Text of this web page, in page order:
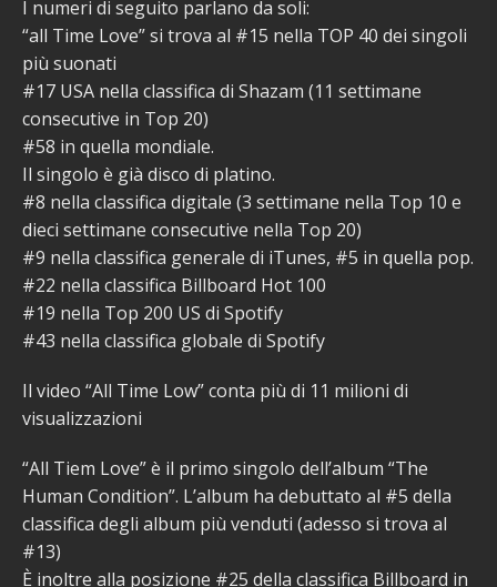
I numeri di seguito parlano da soli:
“all Time Love” si trova al #15 nella TOP 40 dei singoli
più suonati
#17 USA nella classifica di Shazam (11 settimane
consecutive in Top 20)
#58 in quella mondiale.
Il singolo è già disco di platino.
#8 nella classifica digitale (3 settimane nella Top 10 e
dieci settimane consecutive nella Top 20)
#9 nella classifica generale di iTunes, #5 in quella pop.
#22 nella classifica Billboard Hot 100
#19 nella Top 200 US di Spotify
#43 nella classifica globale di Spotify
Il video “All Time Low” conta più di 11 milioni di
visualizzazioni
“All Tiem Love” è il primo singolo dell’album “The
Human Condition”. L’album ha debuttato al #5 della
classifica degli album più venduti (adesso si trova al
#13)
È inoltre alla posizione #25 della classifica Billboard in